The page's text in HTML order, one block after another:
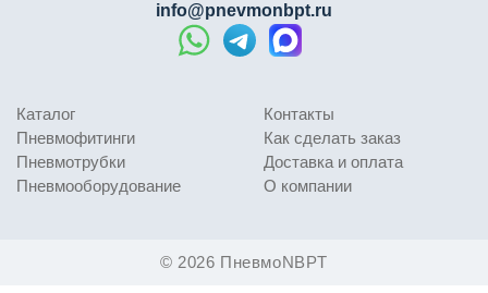
© 2026 ПневмоNBPT
Каталог
Пневмофитинги
Пневмотрубки
Пневмооборудование
Контакты
Как сделать заказ
Доставка и оплата
О компании
info@pnevmonbpt.ru